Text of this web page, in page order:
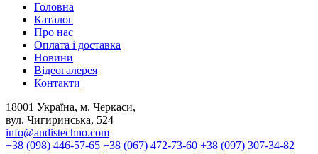
Головна
Каталог
Про нас
Оплата і доставка
Новини
Відеогалерея
Контакти
18001 Україна, м. Черкаси,
вул. Чигиринська, 524
info@andistechno.com
+38 (098) 446-57-65 +38 (067) 472-73-60 +38 (097) 307-34-82